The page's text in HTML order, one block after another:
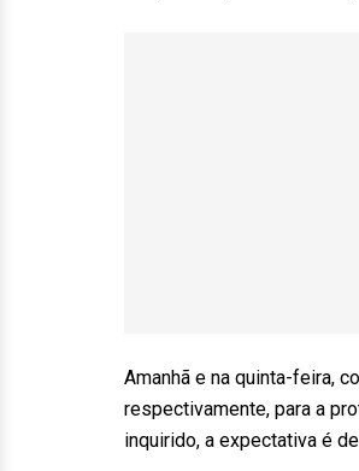
Amanhã e na quinta-feira,
respectivamente, para a
inquirido, a expectativa é